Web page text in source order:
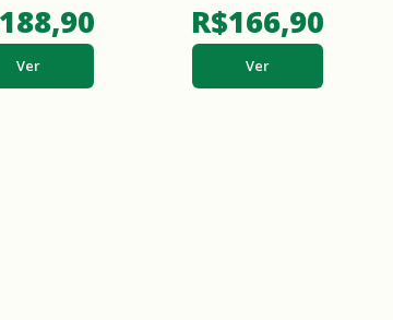
Ver
R$166,90
Ver